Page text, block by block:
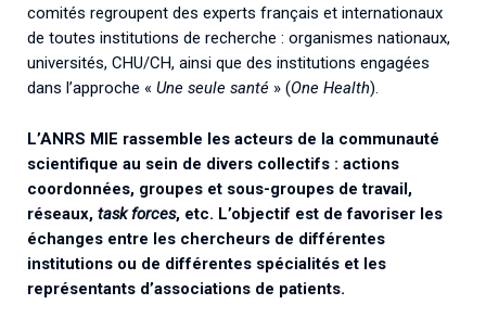
comités regroupent des experts français et internationaux
de toutes institutions de recherche : organismes nationaux,
universités, CHU/CH, ainsi que des institutions engagées
dans l’approche « Une seule santé » (One Health).
L’ANRS MIE rassemble les acteurs de la communauté
scientifique au sein de divers collectifs : actions
coordonnées, groupes et sous-groupes de travail,
réseaux, task forces, etc. L’objectif est de favoriser les
échanges entre les chercheurs de différentes
institutions ou de différentes spécialités et les
représentants d’associations de patients.